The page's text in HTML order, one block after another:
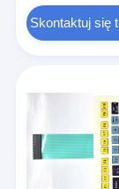
Medyczny
Przełącznik
Skontaktuj się